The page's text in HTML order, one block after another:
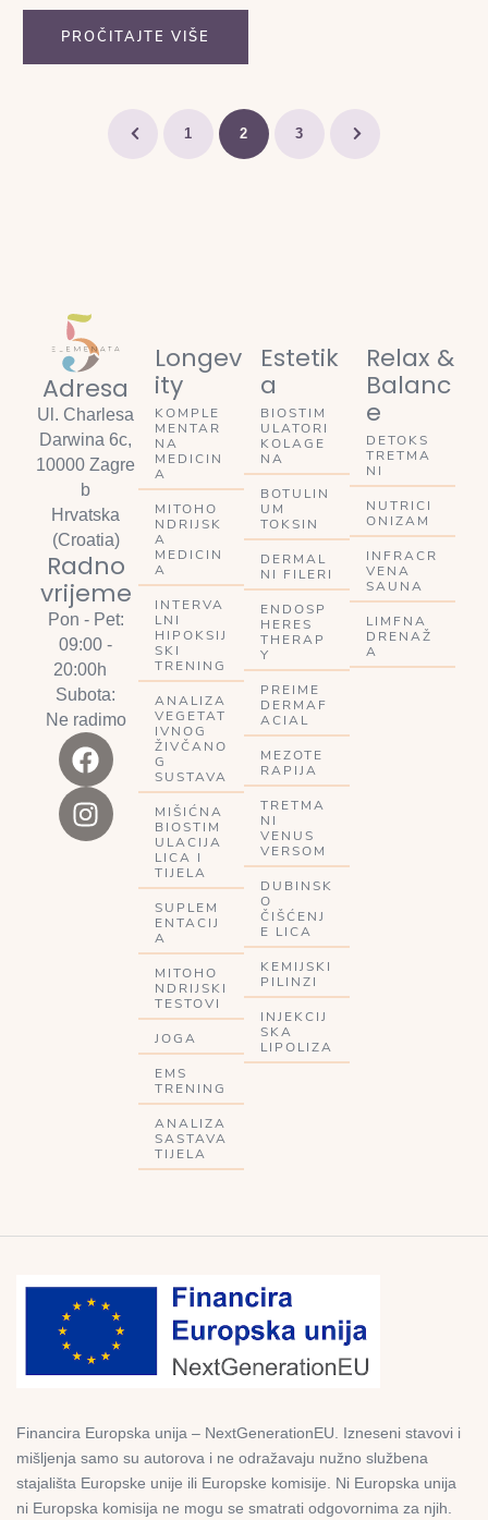
u simbiozi. Jednom sam naišla na pitalicu: Što je
PROČITAJTE VIŠE
1 2 3
Adresa
Ul. Charlesa
Darwina 6c,
10000 Zagre
b
Hrvatska
(Croatia)
Radno
vrijeme
Pon - Pet:
09:00 -
20:00h
Subota:
Ne radimo
Longev
ity
KOMPLE
MENTAR
NA
MEDICIN
A
MITOHO
NDRIJSK
A
MEDICIN
A
INTERVA
LNI
HIPOKSIJ
SKI
TRENING
ANALIZA
VEGETAT
IVNOG
ŽIVČANO
G
SUSTAVA
MIŠIĆNA
BIOSTIM
ULACIJA
LICA I
TIJELA
SUPLEM
ENTACIJ
A
MITOHO
NDRIJSKI
TESTOVI
JOGA
EMS
TRENING
ANALIZA
SASTAVA
TIJELA
Estetik
a
BIOSTIM
ULATORI
KOLAGE
NA
BOTULIN
UM
TOKSIN
DERMAL
NI FILERI
ENDOSP
HERES
THERAP
Y
PREIME
DERMAF
ACIAL
MEZOTE
RAPIJA
TRETMA
NI
VENUS
VERSOM
DUBINSK
O
ČIŠĆENJ
E LICA
KEMIJSKI
PILINZI
INJEKCIJ
SKA
LIPOLIZA
Relax &
Balanc
e
DETOKS
TRETMA
NI
NUTRICI
ONIZAM
INFRACR
VENA
SAUNA
LIMFNA
DRENAŽ
A
Financira Europska unija – NextGenerationEU. Izneseni stavovi i
mišljenja samo su autorova i ne odražavaju nužno službena
stajališta Europske unije ili Europske komisije. Ni Europska unija
ni Europska komisija ne mogu se smatrati odgovornima za njih.